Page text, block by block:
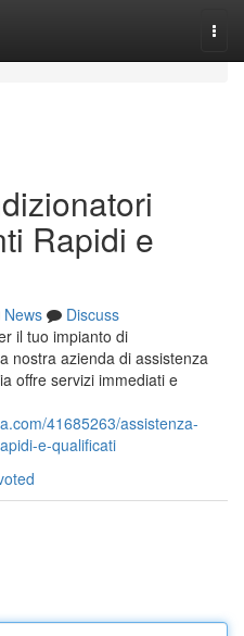
Rapidi e
News
Discuss
il tuo impianto di
nostra azienda di assistenza
offre servizi immediati e
41685263/assistenza-
e-qualificati